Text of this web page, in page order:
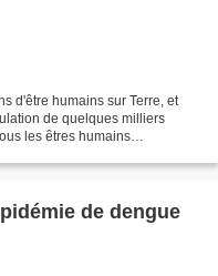
d'être humains sur Terre, et
de quelques milliers
les êtres humains
de dengue